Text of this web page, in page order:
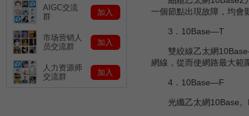
一個節點出現故障，均會
3．10Base—T
雙絞線乙太網
網線，從而使網路最大範
4．10Base—F
光纖乙太網10Base。
AIGC交流
群
加入
市场营销人
员交流群
加入
人力资源师
交流群
加入